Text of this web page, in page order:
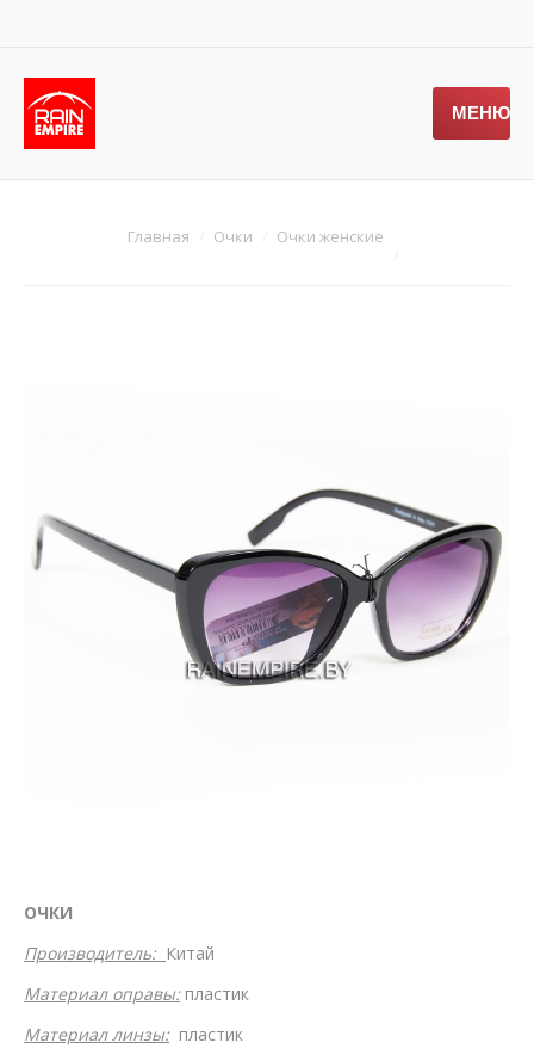
МЕНЮ
Главная Очки Очки женские
ОЧКИ
Производитель: Китай
Материал оправы: пластик
Материал линзы: пластик